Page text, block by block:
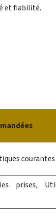
et fiabilité.
courantes
prises,